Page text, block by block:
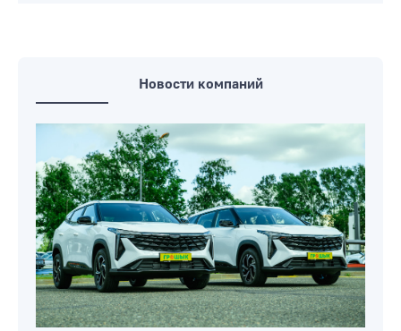
премьером Армении
Новости компаний